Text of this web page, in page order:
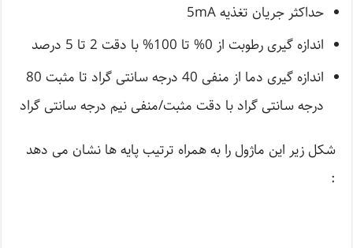
حداکثر جریان تغذیه 5mA
اندازه گیری رطوبت از 0% تا 100% با دقت 2 تا 5 درصد
اندازه گیری دما از منفی 40 درجه سانتی گراد تا مثبت 80
درجه سانتی گراد با دقت مثبت/منفی نیم درجه سانتی گراد
شکل زیر این ماژول را به همراه ترتیب پایه ها نشان می دهد
: